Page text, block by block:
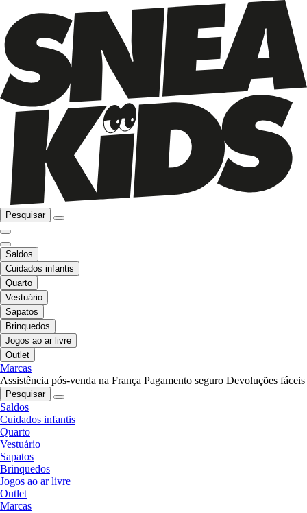
Pesquisar
Saldos
Cuidados infantis
Quarto
Vestuário
Sapatos
Brinquedos
Jogos ao ar livre
Outlet
Marcas
Assistência pós-venda na França Pagamento seguro Devoluções fáceis
Pesquisar
Saldos
Cuidados infantis
Quarto
Vestuário
Sapatos
Brinquedos
Jogos ao ar livre
Outlet
Marcas